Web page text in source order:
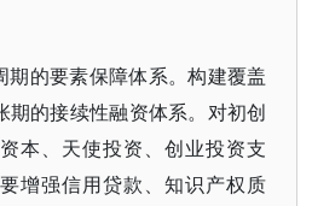
期的要素保障体系。构建覆盖
期的接续性融资体系。对初创
本、天使投资、创业投资支
增强信用贷款、知识产权质